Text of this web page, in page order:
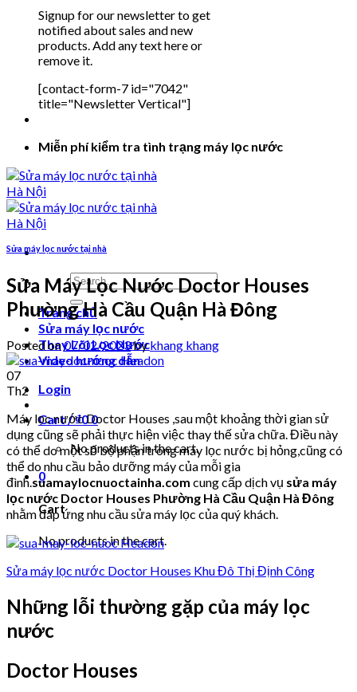
Signup for our newsletter to get
notified about sales and new
products. Add any text here or
remove it.
[contact-form-7 id="7042"
title="Newsletter Vertical"]
Miễn phí kiểm tra tình trạng máy lọc nước
Search
for:
Trang chủ
Sửa máy lọc nước
Thay Lõi Lọc Nước
Video hướng dẫn
Login
Cart /₫00
No products in the cart.
0
Cart
No products in the cart.
Sửa máy lọc nước tại nhà
Sửa Máy Lọc Nước Doctor Houses
Phường Hà Cầu Quận Hà Đông
Posted on07/02/2023bykhang khang
07
Th2
Máy lọc nước Doctor Houses ,sau một khoảng thời gian sử
dụng cũng sẽ phải thực hiện việc thay thế sửa chữa. Điều này
có thể do một số bộ phận trong máy lọc nước bị hỏng,cũng có
thể do nhu cầu bảo dưỡng máy của mỗi gia
đình.suamaylocnuoctainha.com cung cấp dịch vụ sửa máy
lọc nước Doctor Houses Phường Hà Cầu Quận Hà Đông
nhằm đáp ứng nhu cầu sửa máy lọc của quý khách.
Sửa máy lọc nước Doctor Houses Khu Đô Thị Định Công
Những lỗi thường gặp của máy lọc
nước
Doctor Houses